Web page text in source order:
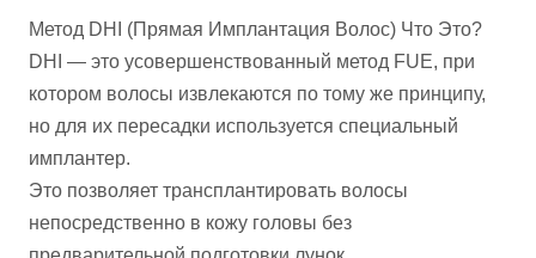
Метод DHI (Прямая Имплантация Волос) Что Это?
DHI — это усовершенствованный метод FUE, при
котором волосы извлекаются по тому же принципу,
но для их пересадки используется специальный
имплантер.
Это позволяет трансплантировать волосы
непосредственно в кожу головы без